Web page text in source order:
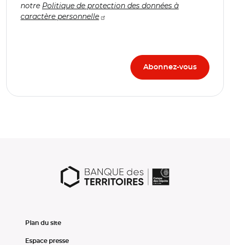
notre Politique de protection des données à
caractère personnelle
Plan du site
Espace presse